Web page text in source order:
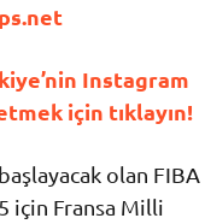
Instagram
için tıklayın!
olan FIBA
için Fransa Milli